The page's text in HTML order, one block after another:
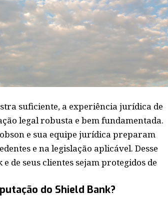
suficiente, a experiência jurídica de
legal robusta e bem fundamentada.
e sua equipe jurídica preparam
e na legislação aplicável. Desse
de seus clientes sejam protegidos de
do Shield Bank?